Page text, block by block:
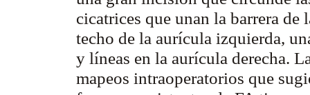
cicatrices que unan la barrera
techo de la aurícula izquierda,
y líneas en la aurícula derecha.
mapeos intraoperatorios que